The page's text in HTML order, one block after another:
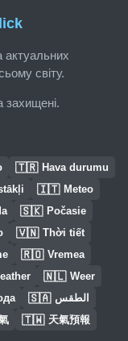
актуальних
світу.
захищені.
🇹🇷 Hava durumu
🇮🇹 Meteo
🇸🇰 Počasie
🇻🇳 Thời tiết
🇷🇴 Vremea
🇳🇱 Weer
🇸🇦 الطقس
🇹🇼 天氣預報